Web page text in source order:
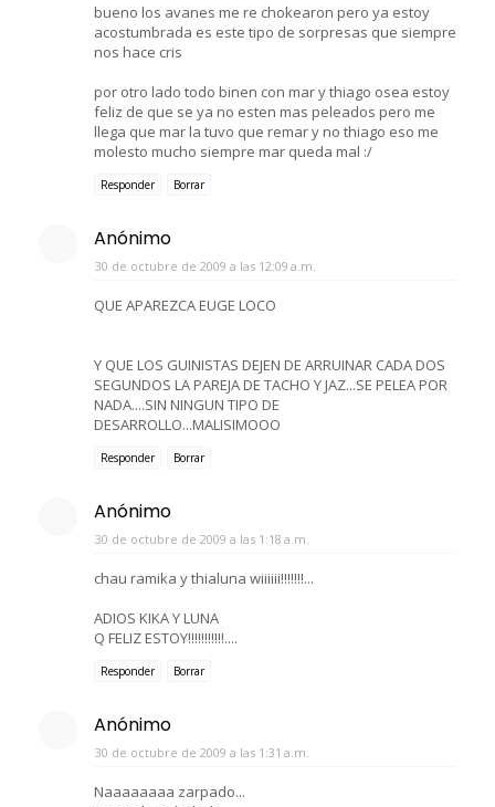
bueno los avanes me re chokearon pero ya estoy
acostumbrada es este tipo de sorpresas que siempre
nos hace cris
por otro lado todo binen con mar y thiago osea estoy
feliz de que se ya no esten mas peleados pero me
llega que mar la tuvo que remar y no thiago eso me
molesto mucho siempre mar queda mal :/
Responder Borrar
Anónimo
30 de octubre de 2009 a las 12:09 a.m.
QUE APAREZCA EUGE LOCO
Y QUE LOS GUINISTAS DEJEN DE ARRUINAR CADA DOS
SEGUNDOS LA PAREJA DE TACHO Y JAZ...SE PELEA POR
NADA....SIN NINGUN TIPO DE
DESARROLLO...MALISIMOOO
Responder Borrar
Anónimo
30 de octubre de 2009 a las 1:18 a.m.
chau ramika y thialuna wiiiiii!!!!!!!...
ADIOS KIKA Y LUNA
Q FELIZ ESTOY!!!!!!!!!!!....
Responder Borrar
Anónimo
30 de octubre de 2009 a las 1:31 a.m.
Naaaaaaaa zarpado...